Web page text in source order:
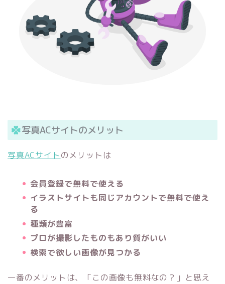
写真ACサイトのメリット
写真ACサイトのメリットは
会員登録で無料で使える
イラストサイトも同じアカウントで無料で使え
る
種類が豊富
プロが撮影したものもあり質がいい
検索で欲しい画像が見つかる
一番のメリットは、「この画像も無料なの？」と思え